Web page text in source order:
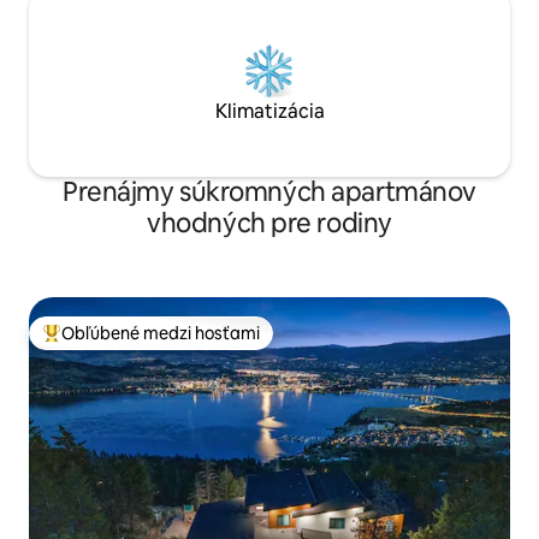
Klimatizácia
Prenájmy súkromných apartmánov
vhodných pre rodiny
Najobľúbenejšie medzi hosťami
Obľúbené medzi hosťami